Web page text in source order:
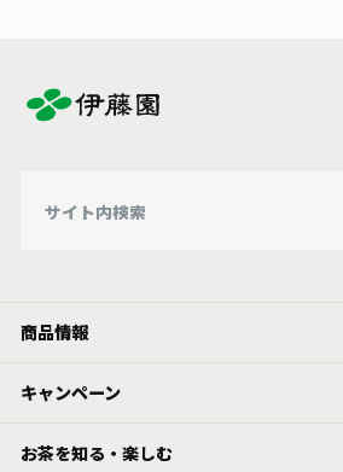
商品情報
キャンペーン
お茶を知る・楽しむ